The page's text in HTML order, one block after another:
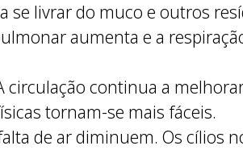
se livrar do muco e outros
aumenta e a
circulação continua a
tornam-se mais fáceis.
de ar diminuem. Os cílios